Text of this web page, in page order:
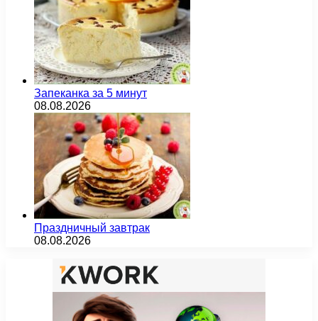
Запеканка за 5 минут
08.08.2026
Праздничный завтрак
08.08.2026